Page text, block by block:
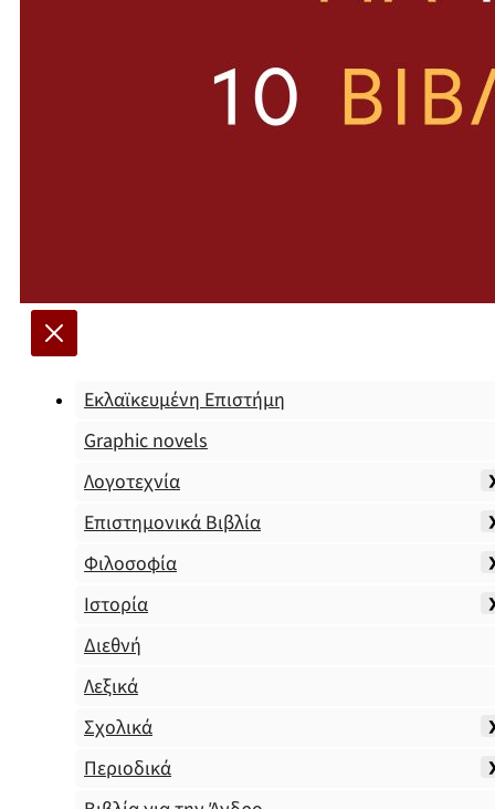
Εκλαϊκευμένη Επιστήμη
Graphic novels
Λογοτεχνία
Επιστημονικά Βιβλία
Φιλοσοφία
Ιστορία
Διεθνή
Λεξικά
Σχολικά
Περιοδικά